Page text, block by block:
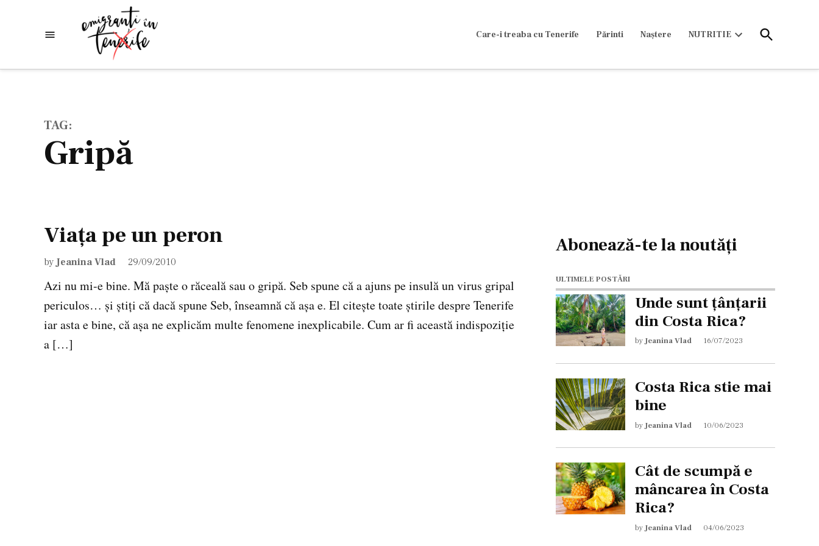
Care-i treaba cu Tenerife Părinti Naștere NUTRITIE
Open
Search
TAG:
gripă
Viaţa pe un peron
by Jeanina Vlad 29/09/2010
Azi nu mi-e bine. Mă paşte o răceală sau o gripă. Seb spune că a ajuns pe insulă un virus gripal
periculos… şi ştiţi că dacă spune Seb, înseamnă că aşa e. El citeşte toate ştirile despre Tenerife
iar asta e bine, că aşa ne explicăm multe fenomene inexplicabile. Cum ar fi această indispoziţie
a […]
Abonează-te la noutăți
ULTIMELE POSTĂRI
Unde sunt țânțarii
din Costa Rica?
byJeanina Vlad 16/07/2023
Costa Rica stie mai
bine
by Jeanina Vlad 10/06/2023
Cât de scumpă e
mâncarea în Costa
Rica?
by Jeanina Vlad 04/06/2023